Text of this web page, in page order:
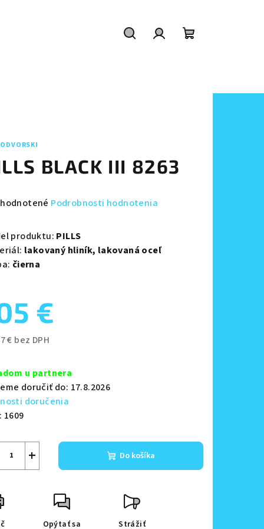
BLACK III 8263
Podrobnosti hodnotenia
produktu: PILLS
lakovaný hliník, lakovaná oceľ
čierna
€
€ bez DPH
u partnera
doručiť do: 17.8.2026
doručenia
1609
+ Do košíka
Opýtať sa Strážiť